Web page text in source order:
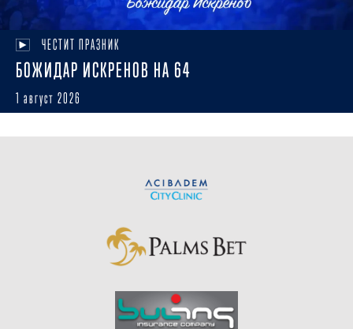
ЧЕСТИТ ПРАЗНИК
БОЖИДАР ИСКРЕНОВ НА 64
1 август 2026